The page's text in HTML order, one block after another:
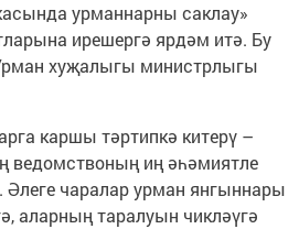
урманнарны саклау»
ирешергә ярдәм итә. Бу
хуҗалыгы министрлыгы
каршы тәртипкә китерү –
ведомствоның иң әһәмиятле
чаралар урман янгыннары
аларның таралуын чикләүгә